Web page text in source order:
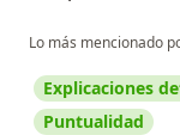
Lo más mencionado
Explicaciones
Puntualidad